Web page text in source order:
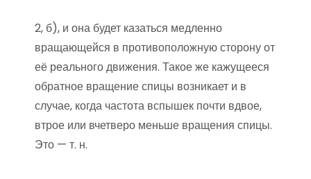
2, б), и она будет казаться медленно
вращающейся в противоположную сторону от
её реального движения. Такое же кажущееся
обратное вращение спицы возникает и в
случае, когда частота вспышек почти вдвое,
втрое или вчетверо меньше вращения спицы.
Это — т. н.